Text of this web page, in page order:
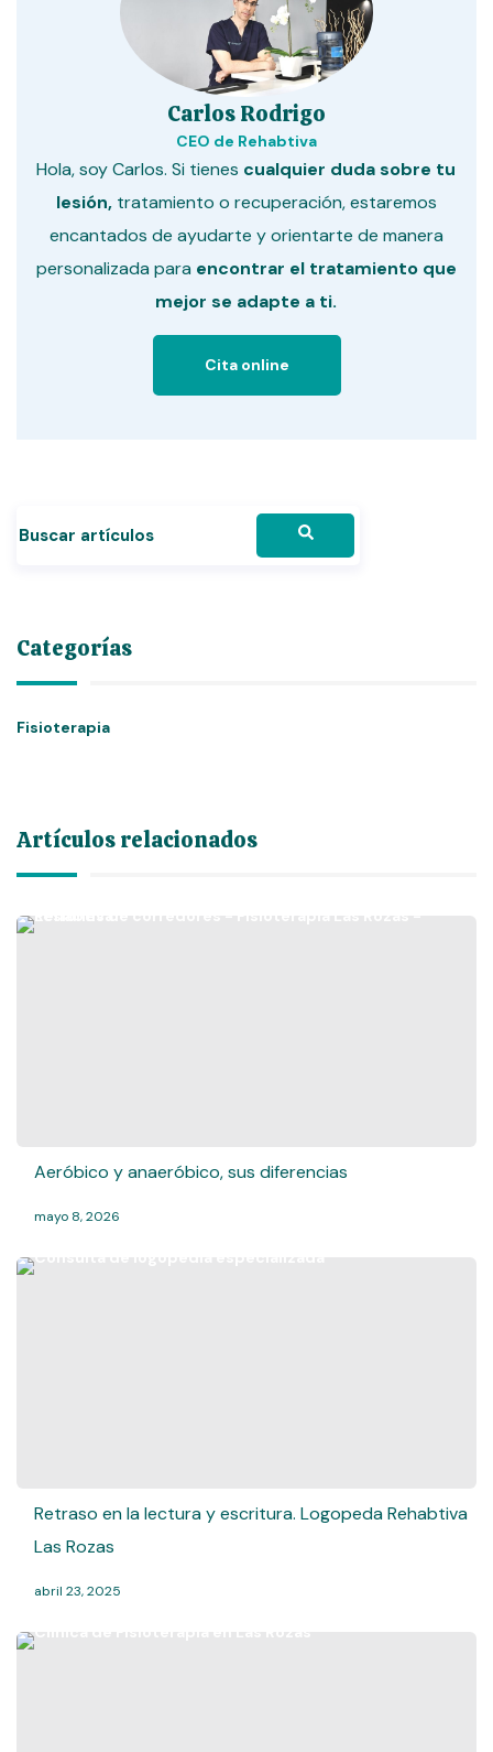
Carlos Rodrigo
CEO de Rehabtiva
Hola, soy Carlos. Si tienes cualquier duda sobre tu
lesión, tratamiento o recuperación, estaremos
encantados de ayudarte y orientarte de manera
personalizada para encontrar el tratamiento que
mejor se adapte a ti.
Cita online
Categorías
Fisioterapia
Artículos relacionados
Aeróbico y anaeróbico, sus diferencias
mayo 8, 2026
Retraso en la lectura y escritura. Logopeda Rehabtiva
Las Rozas
abril 23, 2025